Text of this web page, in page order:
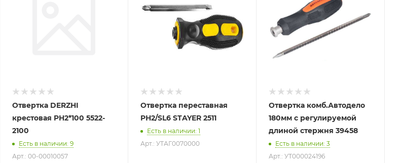
Отвертка DERZHI
крестовая PH2*100 5522-
2100
Есть в наличии: 9
Арт.: 00-00010057
Отвертка переставная
PH2/SL6 STAYER 2511
Есть в наличии: 1
Арт.: УТАГ0070000
Отвертка комб.Автодело
180мм с регулируемой
длиной стержня 39458
Есть в наличии: 3
Арт.: УТ000024196